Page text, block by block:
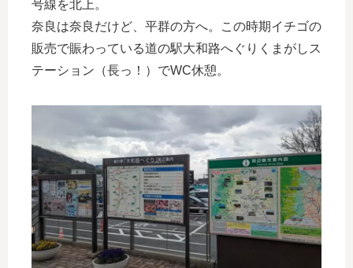
号線を北上。
奈良は奈良だけど、平群の方へ。この時期イチゴの
販売で賑わっている道の駅大和路へぐりくまがしス
テーション（長っ！）でWC休憩。